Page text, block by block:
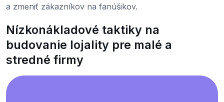
a zmeniť zákazníkov na fanúšikov.
Nízkonákladové taktiky na
budovanie lojality pre malé a
stredné firmy